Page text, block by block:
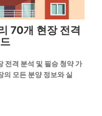
70개 현장 전격
전격 분석 및 필승 청약 가
모든 분양 정보와 실